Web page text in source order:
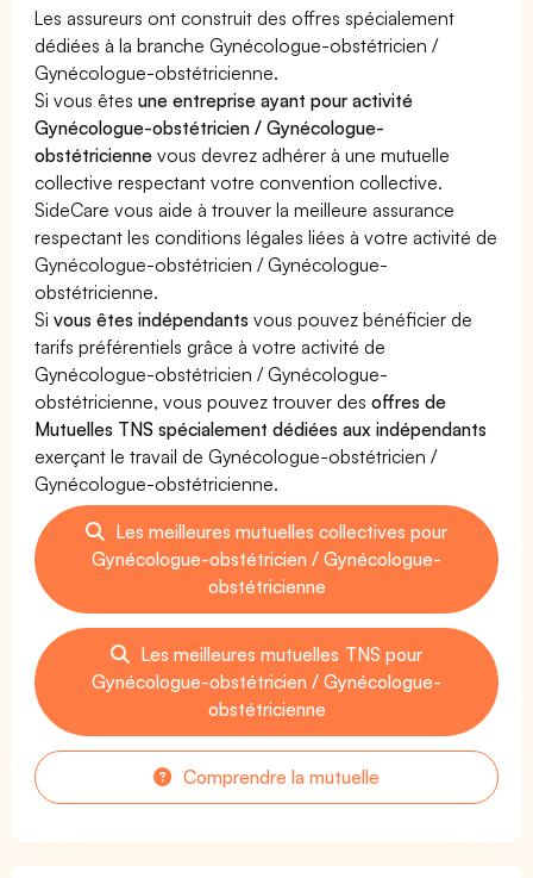
Les assureurs ont construit des offres spécialement
dédiées à la branche Gynécologue-obstétricien /
Gynécologue-obstétricienne.
Si vous êtesune entreprise ayant pour activité
Gynécologue-obstétricien / Gynécologue-
obstétricienne vous devrez adhérer à une mutuelle
collective respectant votre convention collective.
SideCare vous aide à trouver la meilleure assurance
respectant les conditions légales liées à votre activité de
Gynécologue-obstétricien / Gynécologue-
obstétricienne.
Sivous êtes indépendants vous pouvez bénéficier de
tarifs préférentiels grâce à votre activité de
Gynécologue-obstétricien / Gynécologue-
obstétricienne, vous pouvez trouver desoffres de
Mutuelles TNS spécialement dédiées aux indépendants
exerçant le travail de Gynécologue-obstétricien /
Gynécologue-obstétricienne.
Les meilleures mutuelles collectives pour
Gynécologue-obstétricien / Gynécologue-
obstétricienne
Les meilleures mutuelles TNS pour
Gynécologue-obstétricien / Gynécologue-
obstétricienne
Comprendre la mutuelle